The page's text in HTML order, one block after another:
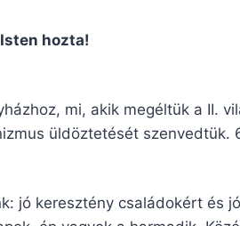
hozta!
mi, akik megéltük a II.
üldöztetését szenvedtük.
jó keresztény családokért és